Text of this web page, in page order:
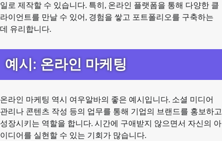
일로 제작할 수 있습니다. 특히, 온라인 플랫폼을 통해 다양한 클
라이언트를 만날 수 있어, 경험을 쌓고 포트폴리오를 구축하는
데 유리합니다.
예시: 온라인 마케팅
온라인 마케팅 역시 여우알바의 좋은 예시입니다. 소셜 미디어
관리나 콘텐츠 작성 등의 업무를 통해 기업의 브랜드를 홍보하고
성장시키는 역할을 합니다. 시간에 구애받지 않으면서 자신의 아
이디어를 실현할 수 있는 기회가 많습니다.